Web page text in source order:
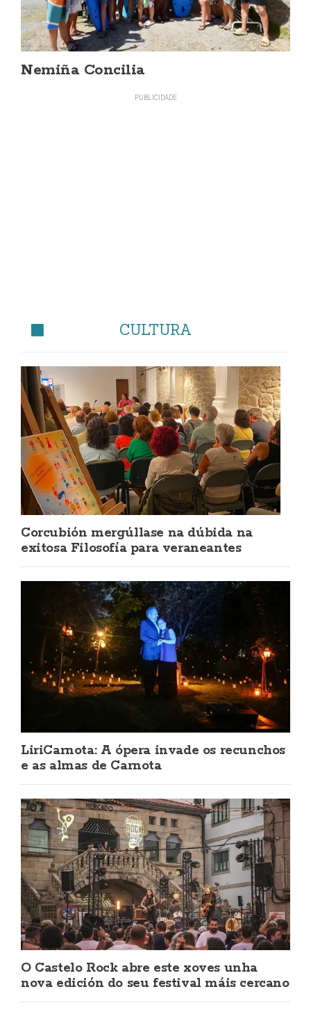
Nemiña Concilia
CULTURA
Corcubión mergúllase na dúbida na
exitosa Filosofía para veraneantes
LiriCarnota: A ópera invade os recunchos
e as almas de Carnota
O Castelo Rock abre este xoves unha
nova edición do seu festival máis cercano